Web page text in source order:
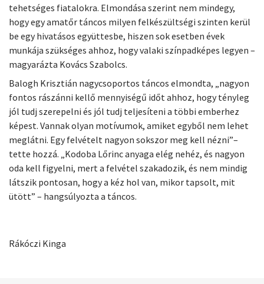
tehetséges fiatalokra. Elmondása szerint nem mindegy,
hogy egy amatőr táncos milyen felkészültségi szinten kerül
be egy hivatásos együttesbe, hiszen sok esetben évek
munkája szükséges ahhoz, hogy valaki színpadképes legyen –
magyarázta Kovács Szabolcs.
Balogh Krisztián nagycsoportos táncos elmondta, „nagyon
fontos rászánni kellő mennyiségű időt ahhoz, hogy tényleg
jól tudj szerepelni és jól tudj teljesíteni a többi emberhez
képest. Vannak olyan motívumok, amiket egyből nem lehet
meglátni. Egy felvételt nagyon sokszor meg kell nézni”–
tette hozzá. „Kodoba Lőrinc anyaga elég nehéz, és nagyon
oda kell figyelni, mert a felvétel szakadozik, és nem mindig
látszik pontosan, hogy a kéz hol van, mikor tapsolt, mit
ütött” – hangsúlyozta a táncos.
Rákóczi Kinga